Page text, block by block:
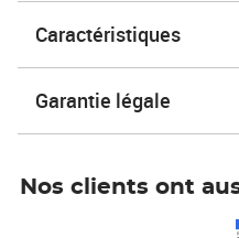
Caractéristiques
Garantie légale
Nos clients ont